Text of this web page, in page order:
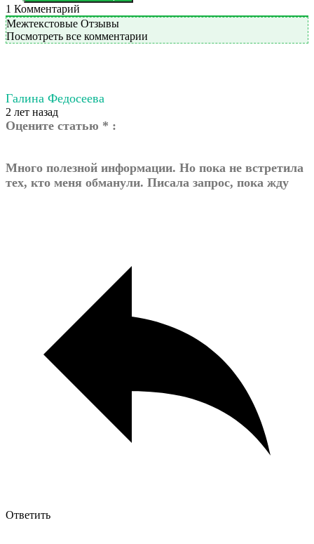
1 Комментарий
Межтекстовые Отзывы
Посмотреть все комментарии
Галина Федосеева
2 лет назад
Оцените статью * :
Много полезной информации. Но пока не встретила
тех, кто меня обманули. Писала запрос, пока жду
Ответить